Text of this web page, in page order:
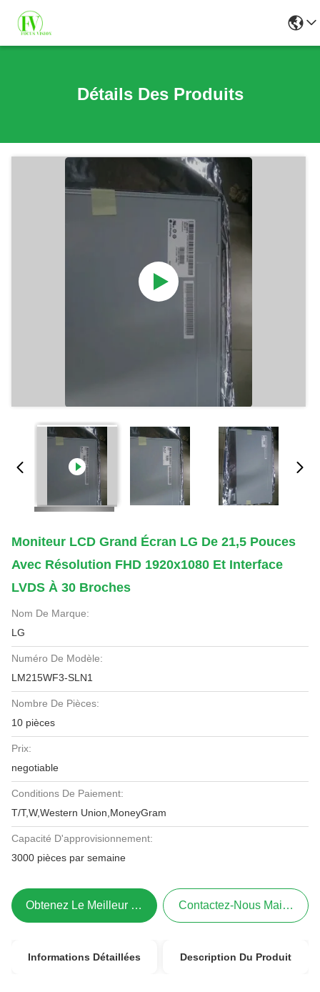
Détails Des Produits
Moniteur LCD Grand Écran LG De 21,5 Pouces
Avec Résolution FHD 1920x1080 Et Interface
LVDS À 30 Broches
Nom De Marque:
LG
Numéro De Modèle:
LM215WF3-SLN1
Nombre De Pièces:
10 pièces
Prix:
negotiable
Conditions De Paiement:
T/T,W,Western Union,MoneyGram
Capacité D'approvisionnement:
3000 pièces par semaine
Obtenez Le Meilleur Prix Contactez-Nous Maintenant
Informations Détaillées Description Du Produit